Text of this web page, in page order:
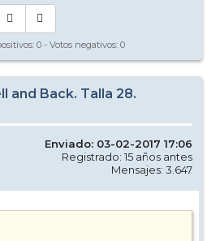
0 - Votos negativos: 0
and Back. Talla 28.
Enviado: 03-02-2017 17:06
Registrado: 15 años antes
Mensajes: 3.647